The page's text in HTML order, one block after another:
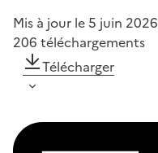
Mis à jour le 5 juin 2026
206 téléchargements
Télécharger